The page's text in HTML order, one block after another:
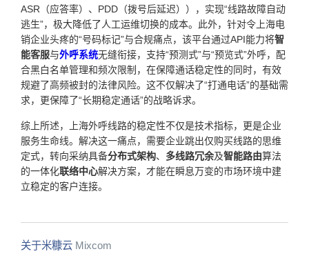
ASR（应答率）、PDD（拨号后延迟）），实现“线路故障自动
逃生”，极大降低了人工运维切换的成本。此外，针对令上海电
销企业头疼的“号码标记”与合规痛点，该平台通过API能力将智
能客服与外呼系统无缝衔接，支持“预测式”与“预览式”外呼，配
合黑白名单管理和频次限制，在保障通话稳定性的同时，有效
规避了高频被封的法律风险。这不仅解决了“打通电话”的基础需
求，更保障了“长期稳定通话”的战略诉求。
综上所述，上海外呼线路的稳定性不仅是技术指标，更是企业
服务生命线。解决这一痛点，需要企业跳出仅购买线路的思维
定式，转向采纳具备分布式架构、 多线路冗余及智能路由算法
的一体化联络中心解决方案，才能在瞬息万变的市场环境中建
立稳定的客户连接。
关于米糠云 Mixcom